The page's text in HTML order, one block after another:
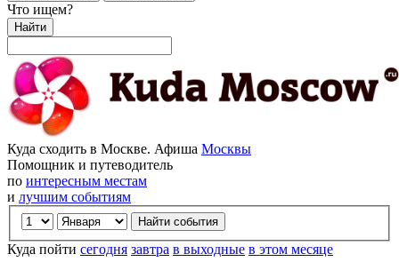
Что ищем?
Найти
Куда сходить в Москве. Афиша Москвы
Помощник и путеводитель
по интересным местам
и лучшим событиям
Куда пойти сегодня завтра в выходные в этом месяце